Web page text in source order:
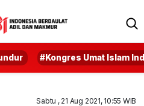
#Kongres Umat Islam
Sabtu , 21 Aug 2021, 10:55 WIB